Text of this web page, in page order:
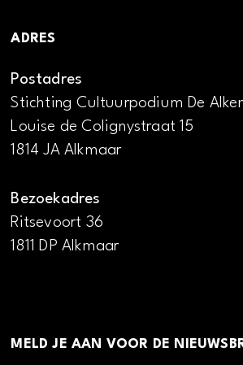
ADRES
Postadres
Stichting Cultuurpodium De
Louise de Colignystraat 15
1814 JA Alkmaar
Bezoekadres
Ritsevoort 36
1811 DP Alkmaar
MELD JE AAN VOOR DE